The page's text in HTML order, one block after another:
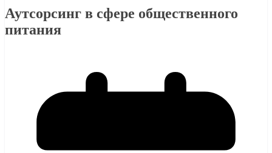
Аутсорсинг в сфере общественного
питания